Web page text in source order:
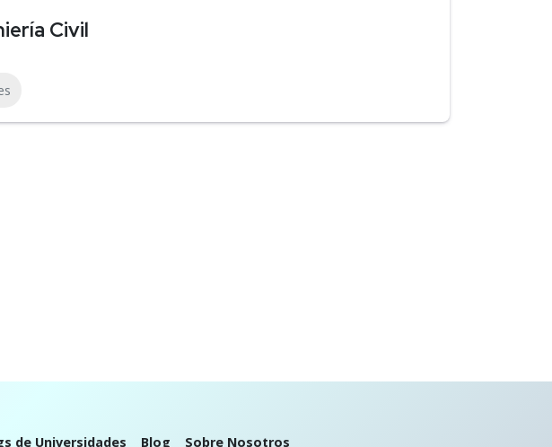
Civil
de Universidades Blog Sobre Nosotros